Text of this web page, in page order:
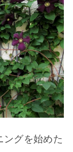
グを始めた